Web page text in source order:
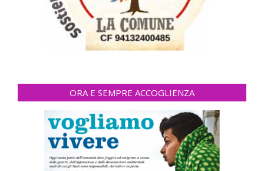
ORA E SEMPRE ACCOGLIENZA